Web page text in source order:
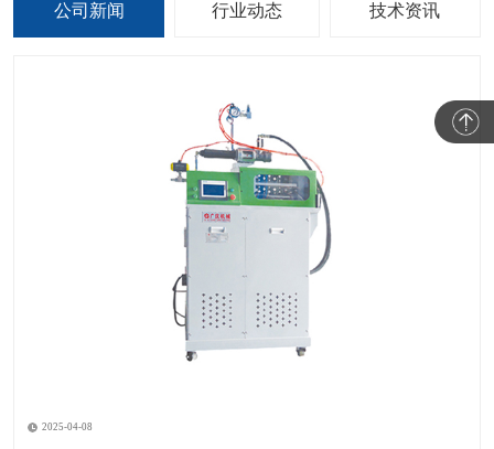
公司新闻 行业动态 技术资讯
2025-04-08